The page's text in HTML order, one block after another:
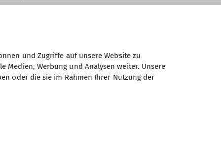
1747 m, zum roten Marmorsee und zum
und Zugriffe auf unsere Website zu
Medien, Werbung und Analysen weiter. Unsere
oder die sie im Rahmen Ihrer Nutzung der